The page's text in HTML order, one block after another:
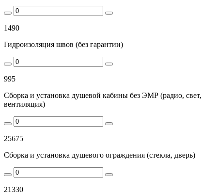
1490
Гидроизоляция швов (без гарантии)
995
Сборка и установка душевой кабины без ЭМР (радио, свет,
вентиляция)
25675
Сборка и установка душевого ограждения (стекла, дверь)
21330